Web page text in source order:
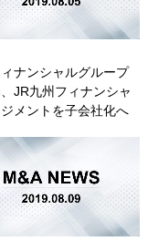
ナンシャルグループ
JR九州フィナンシャ
メントを子会社化へ